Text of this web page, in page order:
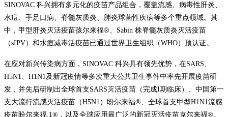
SINOVAC 科兴拥有多元化的疫苗产品组合，覆盖流感、病毒性肝炎、
水痘、手足口病、脊髓灰质炎、肺炎球菌性疾病等多个重点领域。其
中，甲型肝炎灭活疫苗孩尔来福®、Sabin 株脊髓灰质炎灭活疫苗
（sIPV）和水痘减毒活疫苗已通过世界卫生组织（WHO）预认证。
在应对新兴传染病方面，SINOVAC 科兴具有领先优势，在SARS、
H5N1、H1N1及新冠疫情等多次重大公共卫生事件中率先开展疫苗研
发，并先后研制出全球首支SARS灭活疫苗（完成I期临床）、中国第一
支大流行流感灭活疫苗（H5N1）盼尔来福®、全球首支甲型H1N1流感
疫苗盼尔来福.1®，以及全球应用最广泛的新冠灭活疫苗克尔来福®。